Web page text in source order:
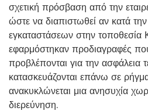
σχετική πρόσβαση από την
ώστε να διαπιστωθεί αν κατά
εγκαταστάσεων στην τοποθεσία
εφαρμόστηκαν προδιαγραφές
προβλέπονται για την ασφάλεια
κατασκευάζονται επάνω σε
ανακυκλώνεται μια ανησυχία
διερεύνηση.